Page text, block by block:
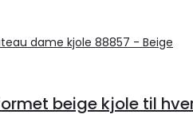
beige kjole til